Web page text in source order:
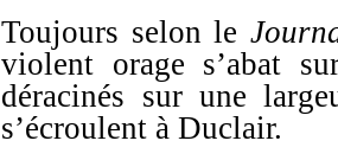
Toujours selon le
violent orage s’abat
déracinés sur une
s’écroulent à Duclair.